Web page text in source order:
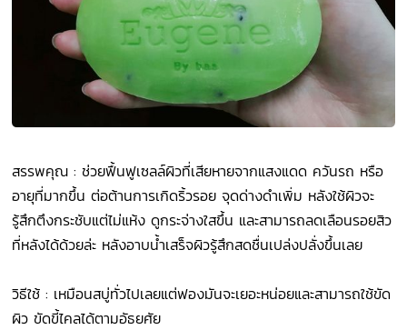
สรรพคุณ : ช่วยฟื้นฟูเซลล์ผิวที่เสียหายจากแสงแดด ควันรถ หรือ
อายุที่มากขึ้น ต่อต้านการเกิดริ้วรอย จุดด่างดำเพิ่ม หลังใช้ผิวจะ
รู้สึกตึงกระชับแต่ไม่แห้ง ดูกระจ่างใสขึ้น และสามารถลดเลือนรอยสิว
ที่หลังได้ด้วยล่ะ หลังอาบน้ำเสร็จผิวรู้สึกสดชื่นเปล่งปลั่งขึ้นเลย
วิธีใช้ : เหมือนสบู่ทั่วไปเลยแต่ฟองมันจะเยอะหน่อยและสามารถใช้ขัด
ผิว ขัดขี้ไคลได้ตามอัธยศัย